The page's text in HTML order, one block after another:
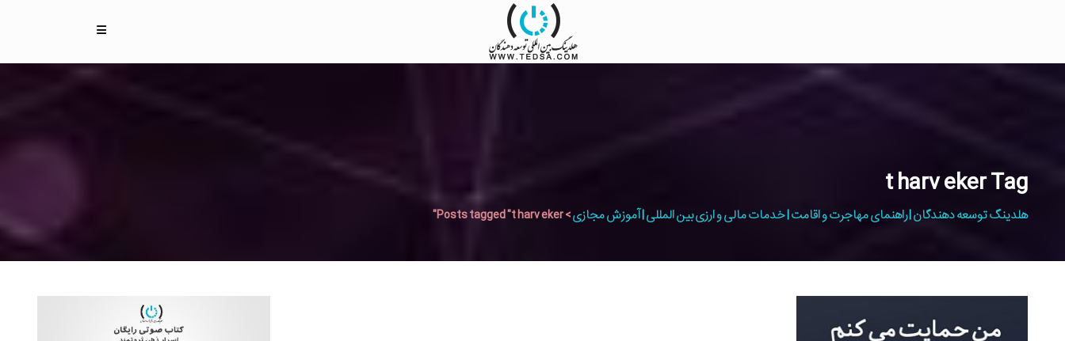
t harv eker Tag
هلدینگ توسعه دهندگان | راهنمای مهاجرت و اقامت | خدمات مالی و ارزی بین المللی | آموزش مجازی>
Posts tagged "t harv eker"